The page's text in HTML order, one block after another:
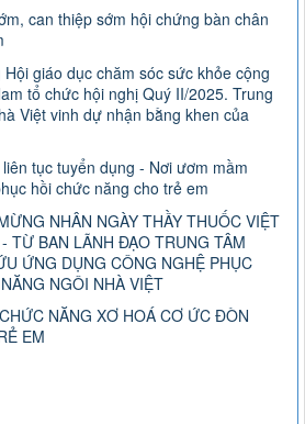
can thiệp sớm hội chứng bàn chân
giáo dục chăm sóc sức khỏe cộng
tổ chức hội nghị Quý II/2025. Trung
Việt vinh dự nhận bằng khen của
liên tục tuyển dụng - Nơi ươm mầm
hồi chức năng cho trẻ em
NHÂN NGÀY THẦY THUỐC VIỆT
TỪ BAN LÃNH ĐẠO TRUNG TÂM
ỨNG DỤNG CÔNG NGHỆ PHỤC
NGÔI NHÀ VIỆT
NĂNG XƠ HOÁ CƠ ỨC ĐÒN
EM